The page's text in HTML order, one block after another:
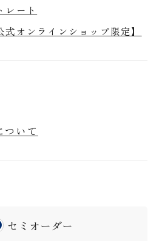
レート
式オンラインショップ限定】
ついて
セミオーダー